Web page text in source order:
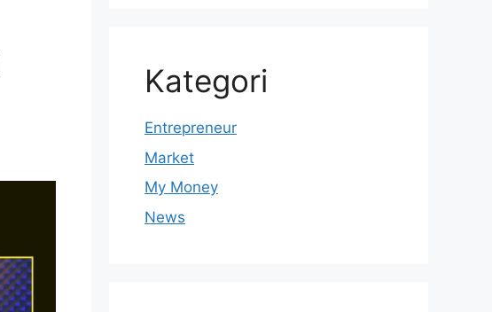
Kategori
Entrepreneur
Market
My Money
News